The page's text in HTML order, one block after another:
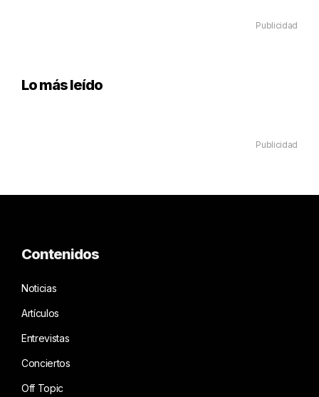
Publicidad
Lo más leído
Publicidad
Contenidos
Noticias
Artículos
Entrevistas
Conciertos
Off Topic